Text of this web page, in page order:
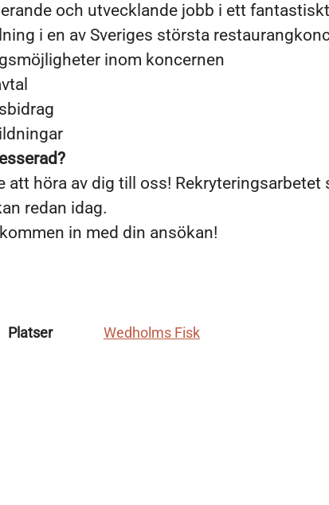
och utvecklande jobb i ett
i en av Sveriges största
inom koncernen
att höra av dig till oss! Rekryteringsarbetet
redan idag.
in med din ansökan!
Platser Wedholms Fisk